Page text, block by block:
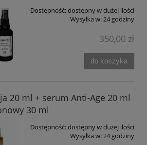
Dostępność:dostępny w dużej ilości
Wysyłka w:24 godziny
350,00 zł
do koszyka
20 ml + serum Anti-Age 20 ml
30 ml
Dostępność:dostępny w dużej ilości
Wysyłka w:24 godziny